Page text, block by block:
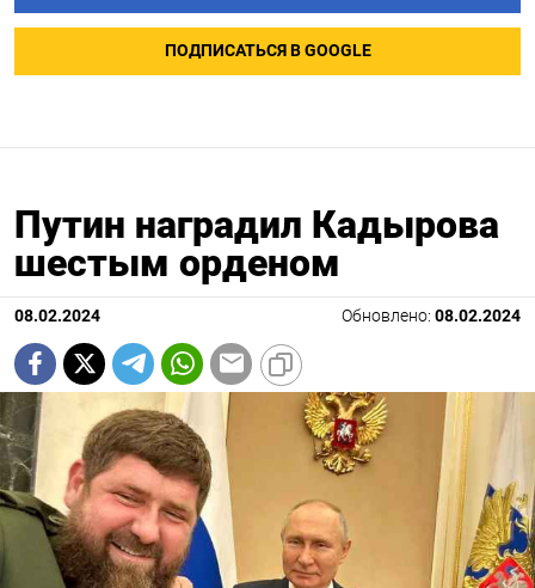
ПОДПИСАТЬСЯ В GOOGLE
Путин наградил Кадырова
шестым орденом
08.02.2024 Обновлено: 08.02.2024